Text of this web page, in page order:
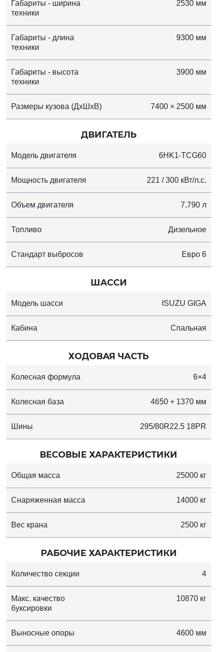
Габариты - ширина
техники
2530 мм
Габариты - длина
техники
9300 мм
Габариты - высота
техники
3900 мм
Размеры кузова (ДхШхВ) 7400 × 2500 мм
ДВИГАТЕЛЬ
Модель двигателя 6HK1-TCG60
Мощность двигателя 221 / 300 кВт/л.с.
Объем двигателя 7,790 л
Топливо Дизельное
Стандарт выбросов Евро 6
ШАССИ
Модель шасси ISUZU GIGA
Кабина Спальная
ХОДОВАЯ ЧАСТЬ
Колесная формула 6×4
Колесная база 4650 + 1370 мм
Шины 295/80R22.5 18PR
ВЕСОВЫЕ ХАРАКТЕРИСТИКИ
Общая масса 25000 кг
Снаряженная масса 14000 кг
Вес крана 2500 кг
РАБОЧИЕ ХАРАКТЕРИСТИКИ
Количество секции 4
Макс. качество
буксировки
10870 кг
Выносные опоры 4600 мм